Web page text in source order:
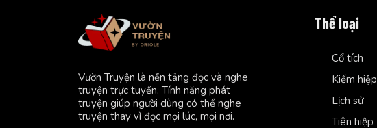
Vườn Truyện là nền tảng đọc và nghe
truyện trực tuyến. Tính năng phát
truyện giúp người dùng có thể nghe
truyện thay vì đọc mọi lúc, mọi nơi.
Thể loại
Cổ tích
Kiếm hiệp
Lịch sử
Tiên hiệp